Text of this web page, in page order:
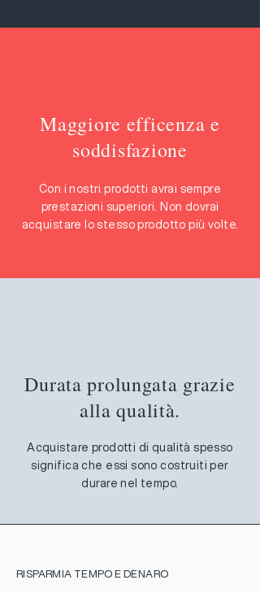
Maggiore efficenza e
soddisfazione
Con i nostri prodotti avrai sempre
prestazioni superiori. Non dovrai
acquistare lo stesso prodotto più volte.
Durata prolungata grazie
alla qualità.
Acquistare prodotti di qualità spesso
significa che essi sono costruiti per
durare nel tempo.
RISPARMIA TEMPO E DENARO